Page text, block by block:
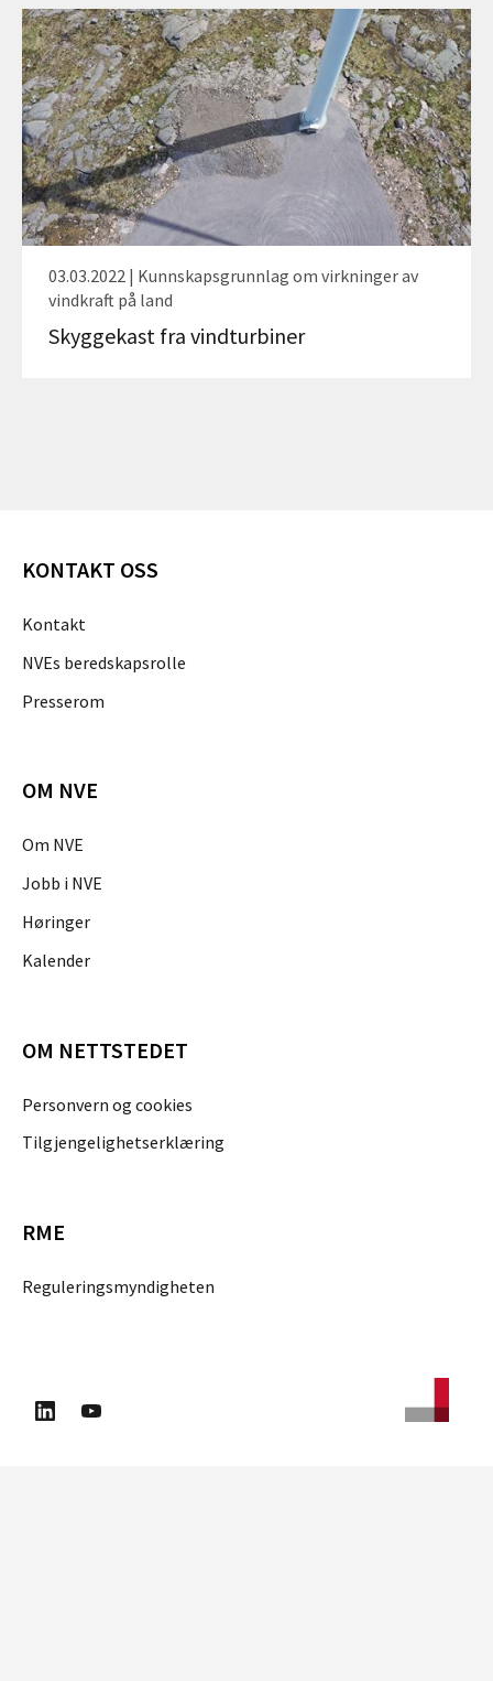
03.03.2022 | Kunnskapsgrunnlag om virkninger av
vindkraft på land
Skyggekast fra vindturbiner
KONTAKT OSS
Kontakt
NVEs beredskapsrolle
Presserom
OM NVE
Om NVE
Jobb i NVE
Høringer
Kalender
OM NETTSTEDET
Personvern og cookies
Tilgjengelighetserklæring
RME
Reguleringsmyndigheten